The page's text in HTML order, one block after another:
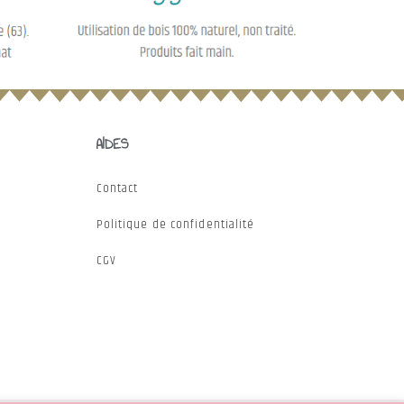
AIDES
Contact
Politique de confidentialité
CGV